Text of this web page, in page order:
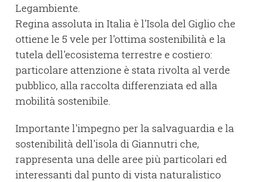
Legambiente.
Regina assoluta in Italia è l'Isola del Giglio che
ottiene le 5 vele per l'ottima sostenibilità e la
tutela dell'ecosistema terrestre e costiero:
particolare attenzione è stata rivolta al verde
pubblico, alla raccolta differenziata ed alla
mobilità sostenibile.
Importante l'impegno per la salvaguardia e la
sostenibilità dell'isola di Giannutri che,
rappresenta una delle aree più particolari ed
interessanti dal punto di vista naturalistico